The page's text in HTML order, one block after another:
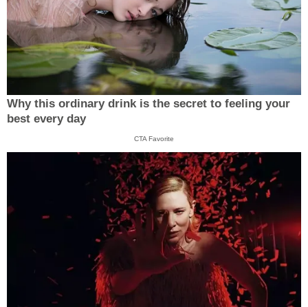
Why this ordinary drink is the secret to feeling your
best every day
CTA Favorite